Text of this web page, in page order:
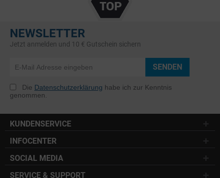
NEWSLETTER
Jetzt anmelden und 10 € Gutschein sichern
SENDEN
Die Datenschutzerklärung habe ich zur Kenntnis
genommen.
KUNDENSERVICE
INFOCENTER
SOCIAL MEDIA
SERVICE & SUPPORT